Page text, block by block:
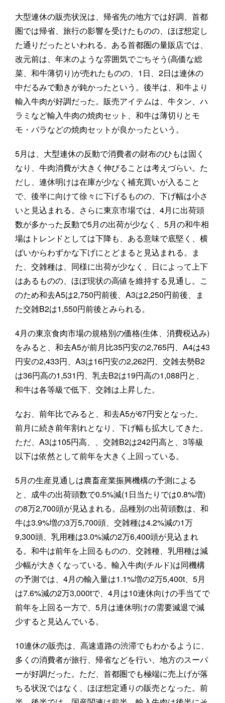
大型連休の販売状況は、帰省先の地方では好調、首都
圏では帰省、旅行の影響を受けたものの、ほぼ想定し
た通りだったといわれる。ある首都圏の量販店では、
改元前は、年末のような雰囲気でごちそう(高価な総
菜、和牛薄切り)が売れたものの、1日、2日は連休の
中だるみで動きが鈍かったという。後半は、和牛より
輸入牛肉が好調だった。販売アイテムは、牛タン、ハ
ラミなど輸入牛肉の焼肉セット、和牛は薄切りとモ
モ・バラなどの焼肉セットが良かったという。
5月は、大型連休の反動で消費者の財布のひもは固く
なり、牛肉消費が大きく伸びることは考えづらい。た
だし、連休明けは在庫が少なく補充買いが入ること
で、後半に向けて徐々に下げるものの、下げ幅は小さ
いと見込まれる。さらに東京市場では、4月に出荷頭
数が多かった反動で5月の出荷が少なく、5月の和牛相
場はトレンドとしては下降も、ある意味で底堅く、横
ばいからわずかな下げにとどまると見込まれる。ま
た、交雑種は、同様に出荷が少なく、日によって上下
はあるものの、ほぼ現状の高値を維持する見通し。こ
のため和去A5は2,750円前後、A3は2,250円前後、ま
た交雑B2は1,550円前後とみられる。
4月の東京食肉市場の規格別の価格(生体、消費税込み)
をみると、和去A5が前月比35円安の2,765円、A4は43
円安の2,433円、A3は16円安の2,262円、交雑去勢B2
は36円高の1,531円、乳去B2は19円高の1,088円と、
和牛は各等級で低下、交雑は上昇した。
なお、前年比でみると、和去A5が67円安となった。
前月に続き前年割れとなり、下げ幅も拡大してきた。
ただ、A3は105円高、、交雑B2は242円高と、3等級
以下は依然として前年を大きく上回っている。
5月の生産見通しは農畜産業振興機構の予測による
と、成牛の出荷頭数で0.5%減(1日当たりでは0.8%増)
の8万2,700頭が見込まれる。品種別の出荷頭数は、和
牛は3.9%増の3万5,700頭、交雑種は4.2%減の1万
9,300頭、乳用種は3.0%減の2万6,400頭が見込まれ
る。和牛は前年を上回るものの、交雑種、乳用種は減
少幅が大きくなっている。輸入牛肉(チルド)は同機構
の予測では、4月の輸入量は1.1%増の2万5,400t、5月
は7.6%減の2万3,000tで、4月は10連休向けの手当てで
前年を上回る一方で、5月は連休明けの需要減退で減
少すると見込んでいる。
10連休の販売は、高速道路の渋滞でもわかるように、
多くの消費者が旅行、帰省などを行い、地方のスーパ
ーが好調だった。ただ、首都圏でも極端に売上げが落
ちる状況ではなく、ほぼ想定通りの販売となった。前